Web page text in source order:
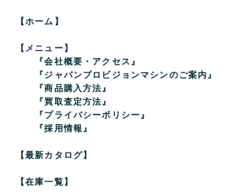
【ホーム】
【メニュー】
『会社概要・アクセス』
『ジャパンプロビジョンマシンのご案内』
『商品購入方法』
『買取査定方法』
『プライバシーポリシー』
『採用情報』
【最新カタログ】
【在庫一覧】